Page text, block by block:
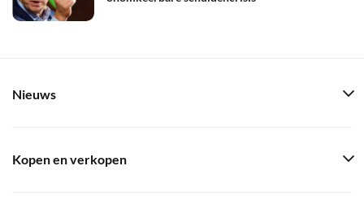
Nieuws
Kopen en verkopen